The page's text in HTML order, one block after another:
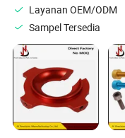
Layanan OEM/ODM
Sampel Tersedia